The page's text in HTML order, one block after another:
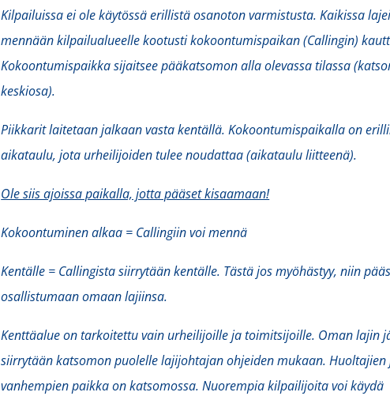
Kilpailuissa ei ole käytössä erillistä osanoton varmistusta. Kaikissa
mennään kilpailualueelle kootusti kokoontumispaikan (Callingin)
Kokoontumispaikka sijaitsee pääkatsomon alla olevassa tilassa
keskiosa).
Piikkarit laitetaan jalkaan vasta kentällä. Kokoontumispaikalla on
aikataulu, jota urheilijoiden tulee noudattaa (aikataulu liitteenä).
Ole siis ajoissa paikalla, jotta pääset kisaamaan!
Kokoontuminen alkaa = Callingiin voi mennä
Kentälle = Callingista siirrytään kentälle. Tästä jos myöhästyy, niin
osallistumaan omaan lajiinsa.
Kenttäalue on tarkoitettu vain urheilijoille ja toimitsijoille. Oman lajin
siirrytään katsomon puolelle lajijohtajan ohjeiden mukaan. Huoltajien
vanhempien paikka on katsomossa. Nuorempia kilpailijoita voi käydä